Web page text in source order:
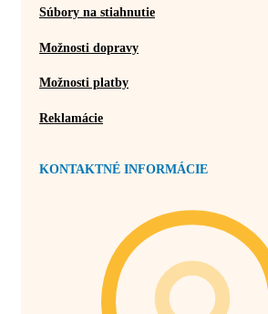
Súbory na stiahnutie
Možnosti dopravy
Možnosti platby
Reklamácie
KONTAKTNÉ INFORMÁCIE